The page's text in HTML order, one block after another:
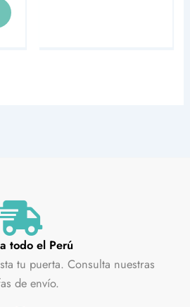
todo el Perú
tu puerta. Consulta nuestras
de envío.